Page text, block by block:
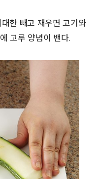
한 빼고 재우면 고기와
고루 양념이 밴다.